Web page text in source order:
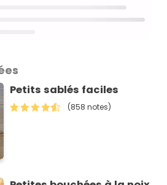
Petits sablés faciles
(858 notes)